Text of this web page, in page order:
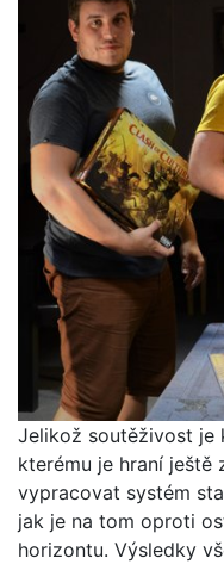
Jelikož soutěživost je
kterému je hraní ještě
vypracovat systém
jak je na tom oproti
horizontu. Výsledky